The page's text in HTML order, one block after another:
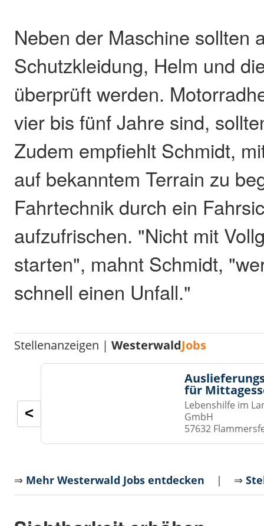
Neben der Maschine sollten
Schutzkleidung, Helm und
überprüft werden.
vier bis fünf Jahre sind,
Zudem empfiehlt Schmidt,
auf bekanntem Terrain zu
Fahrtechnik durch ein
aufzufrischen. "Nicht mit
starten", mahnt Schmidt,
schnell einen Unfall."
Stellenanzeigen |WesterwaldJobs
für
Lebenshilfe im
GmbH
57632
<
⇒ Mehr Westerwald Jobs entdecken | ⇒